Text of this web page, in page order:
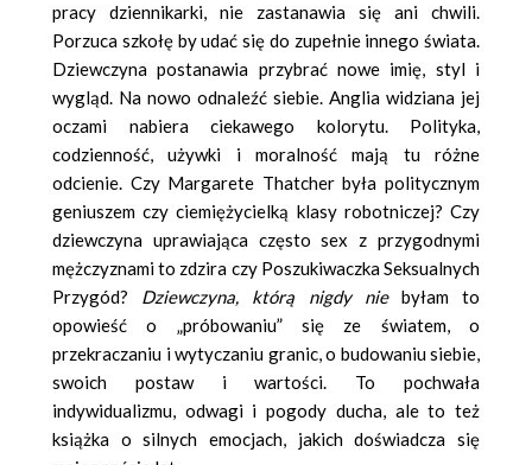
pracy dziennikarki, nie zastanawia się ani chwili.
Porzuca szkołę by udać się do zupełnie innego świata.
Dziewczyna postanawia przybrać nowe imię, styl i
wygląd. Na nowo odnaleźć siebie. Anglia widziana jej
oczami nabiera ciekawego kolorytu. Polityka,
codzienność, używki i moralność mają tu różne
odcienie. Czy Margarete Thatcher była politycznym
geniuszem czy ciemiężycielką klasy robotniczej? Czy
dziewczyna uprawiająca często sex z przygodnymi
mężczyznami to zdzira czy Poszukiwaczka Seksualnych
Przygód? Dziewczyna, którą nigdy niebyłam to
opowieść o „próbowaniu” się ze światem, o
przekraczaniu i wytyczaniu granic, o budowaniu siebie,
swoich postaw i wartości. To pochwała
indywidualizmu, odwagi i pogody ducha, ale to też
książka o silnych emocjach, jakich doświadcza się